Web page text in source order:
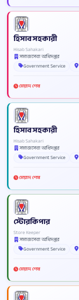
হিসাব সহকারী
Hisab Sahakari
সমাজসেবা অধিদপ্তর
Government Service
মেয়াদ শেষ
হিসাব সহকারী
Hisab Sahakari
সমাজসেবা অধিদপ্তর
Government Service
মেয়াদ শেষ
স্টোরকিপার
Store Keeper
সমাজসেবা অধিদপ্তর
Government Service
মেয়াদ শেষ